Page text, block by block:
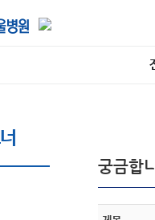
궁금합